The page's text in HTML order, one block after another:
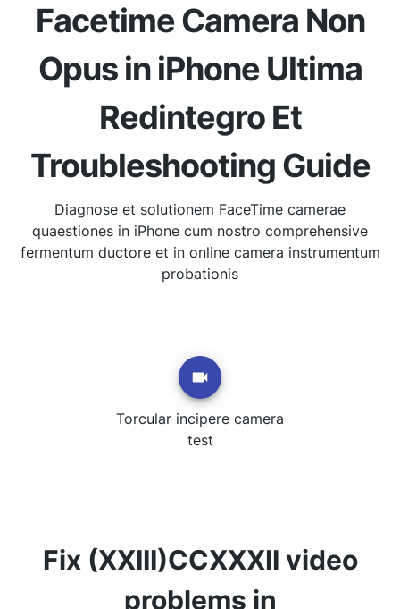
Facetime Camera Non
Opus in iPhone Ultima
Redintegro Et
Troubleshooting Guide
Diagnose et solutionem FaceTime camerae
quaestiones in iPhone cum nostro comprehensive
fermentum ductore et in online camera instrumentum
probationis
Torcular incipere camera
test
Fix (XXIII)CCXXXII video
problems in